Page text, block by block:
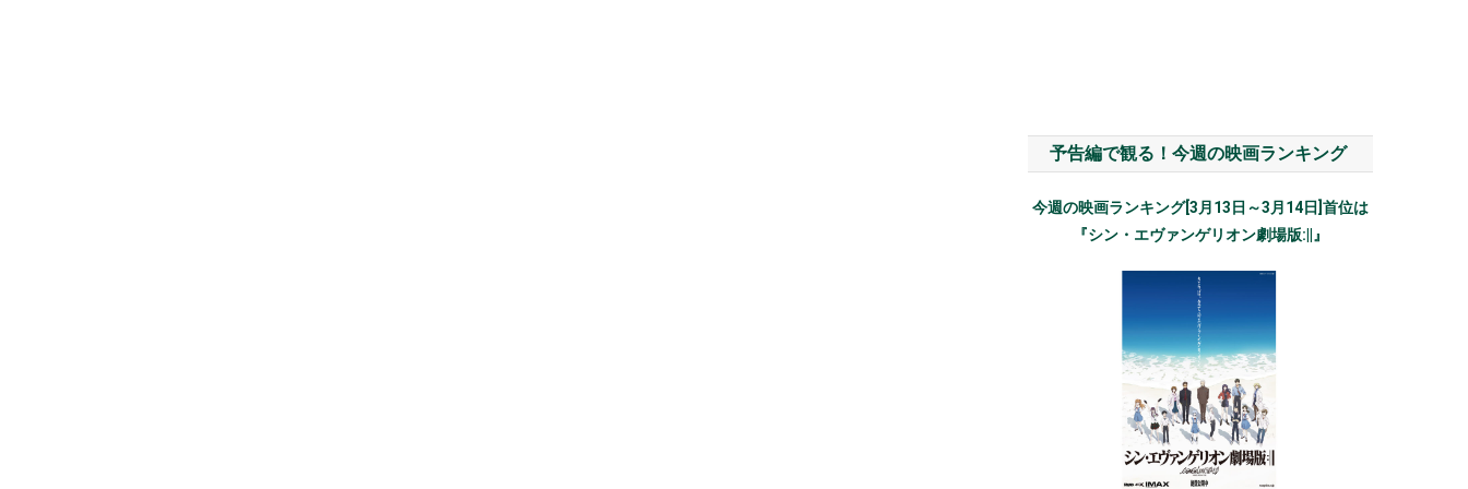
予告編で観る！今週の映画ランキング
今週の映画ランキング[3月13日～3月14日]首位は
『シン・エヴァンゲリオン劇場版:||』